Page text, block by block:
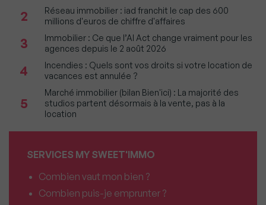
2
Réseau immobilier : iad franchit le cap des 600
millions d'euros de chiffre d'affaires
3
Immobilier : Ce que l’AI Act change vraiment pour les
agences depuis le 2 août 2026
4
Incendies : Quels sont vos droits si votre location de
vacances est annulée ?
5
Marché immobilier (bilan Bien'ici) : La majorité des
studios partent désormais à la vente, pas à la
location
SERVICES MY SWEET'IMMO
Combien vaut mon bien ?
Combien puis-je emprunter ?